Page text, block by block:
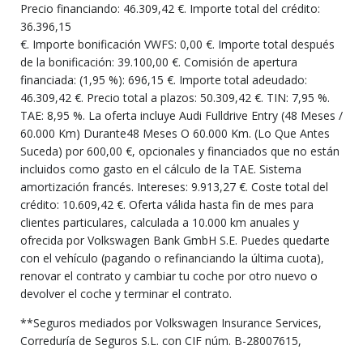
Precio financiando: 46.309,42 €. Importe total del crédito:
36.396,15
€. Importe bonificación VWFS: 0,00 €. Importe total después
de la bonificación: 39.100,00 €. Comisión de apertura
financiada: (1,95 %): 696,15 €. Importe total adeudado:
46.309,42 €. Precio total a plazos: 50.309,42 €. TIN: 7,95 %.
TAE: 8,95 %. La oferta incluye Audi Fulldrive Entry (48 Meses /
60.000 Km) Durante48 Meses O 60.000 Km. (Lo Que Antes
Suceda) por 600,00 €, opcionales y financiados que no están
incluidos como gasto en el cálculo de la TAE. Sistema
amortización francés. Intereses: 9.913,27 €. Coste total del
crédito: 10.609,42 €. Oferta válida hasta fin de mes para
clientes particulares, calculada a 10.000 km anuales y
ofrecida por Volkswagen Bank GmbH S.E. Puedes quedarte
con el vehículo (pagando o refinanciando la última cuota),
renovar el contrato y cambiar tu coche por otro nuevo o
devolver el coche y terminar el contrato.
**Seguros mediados por Volkswagen Insurance Services,
Correduría de Seguros S.L. con CIF núm. B-28007615,